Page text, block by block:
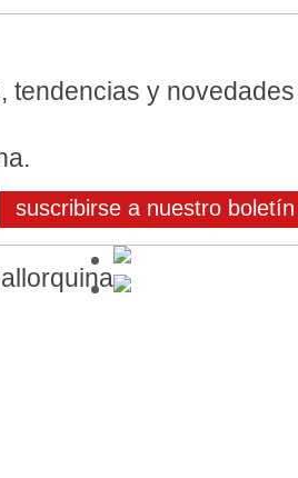
tendencias y novedades
suscribirse a nuestro boletín